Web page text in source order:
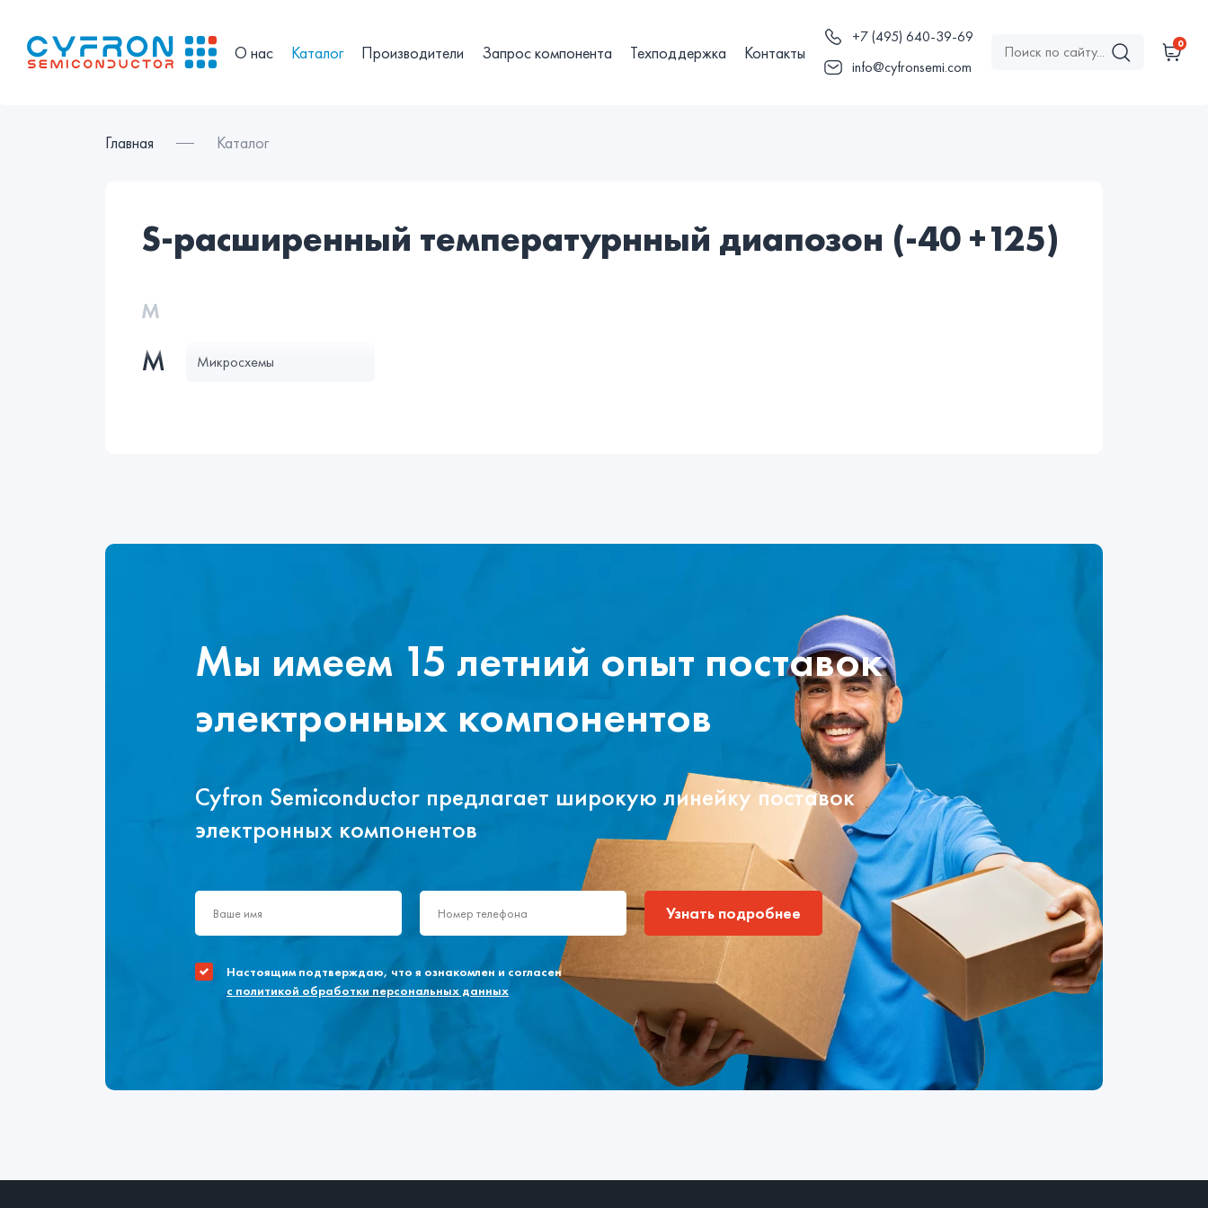
О нас Каталог Производители Запрос компонента Техподдержка Контакты
+7 (495) 640-39-69
info@cyfronsemi.com
0
Главная Каталог
s-расширенный температурнный диапозон (-40 +125)
М
М Микросхемы
Мы имеем 15 летний опыт поставок
электронных компонентов
Cyfron Semiconductor предлагает широкую линейку поставок
электронных компонентов
Узнать подробнее
Настоящим подтверждаю, что я ознакомлен и согласен
с политикой обработки персональных данных